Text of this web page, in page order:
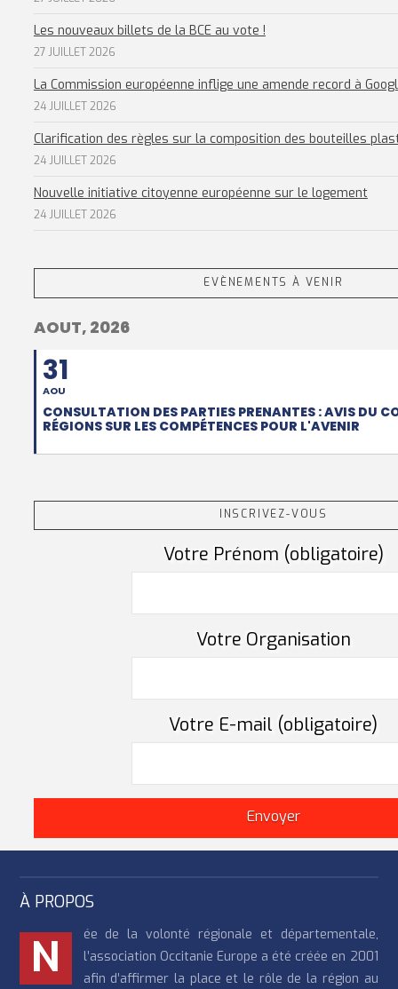
Les nouveaux billets de la BCE au vote !
27 JUILLET 2026
La Commission européenne inflige une amende record à
24 JUILLET 2026
Clarification des règles sur la composition des bouteilles
24 JUILLET 2026
Nouvelle initiative citoyenne européenne sur le logement
24 JUILLET 2026
EVÈNEMENTS À VENIR
AOUT, 2026
31
AOU
CONSULTATION DES PARTIES PRENANTES : AVIS DU
RÉGIONS SUR LES COMPÉTENCES POUR L'AVENIR
INSCRIVEZ-VOUS
Votre Prénom (obligatoire)
Votre Organisation
Votre E-mail (obligatoire)
À PROPOS
N
ée de la volonté régionale et départementale,
l’association Occitanie Europe a été créée en 2001
afin d’affirmer la place et le rôle de la région au